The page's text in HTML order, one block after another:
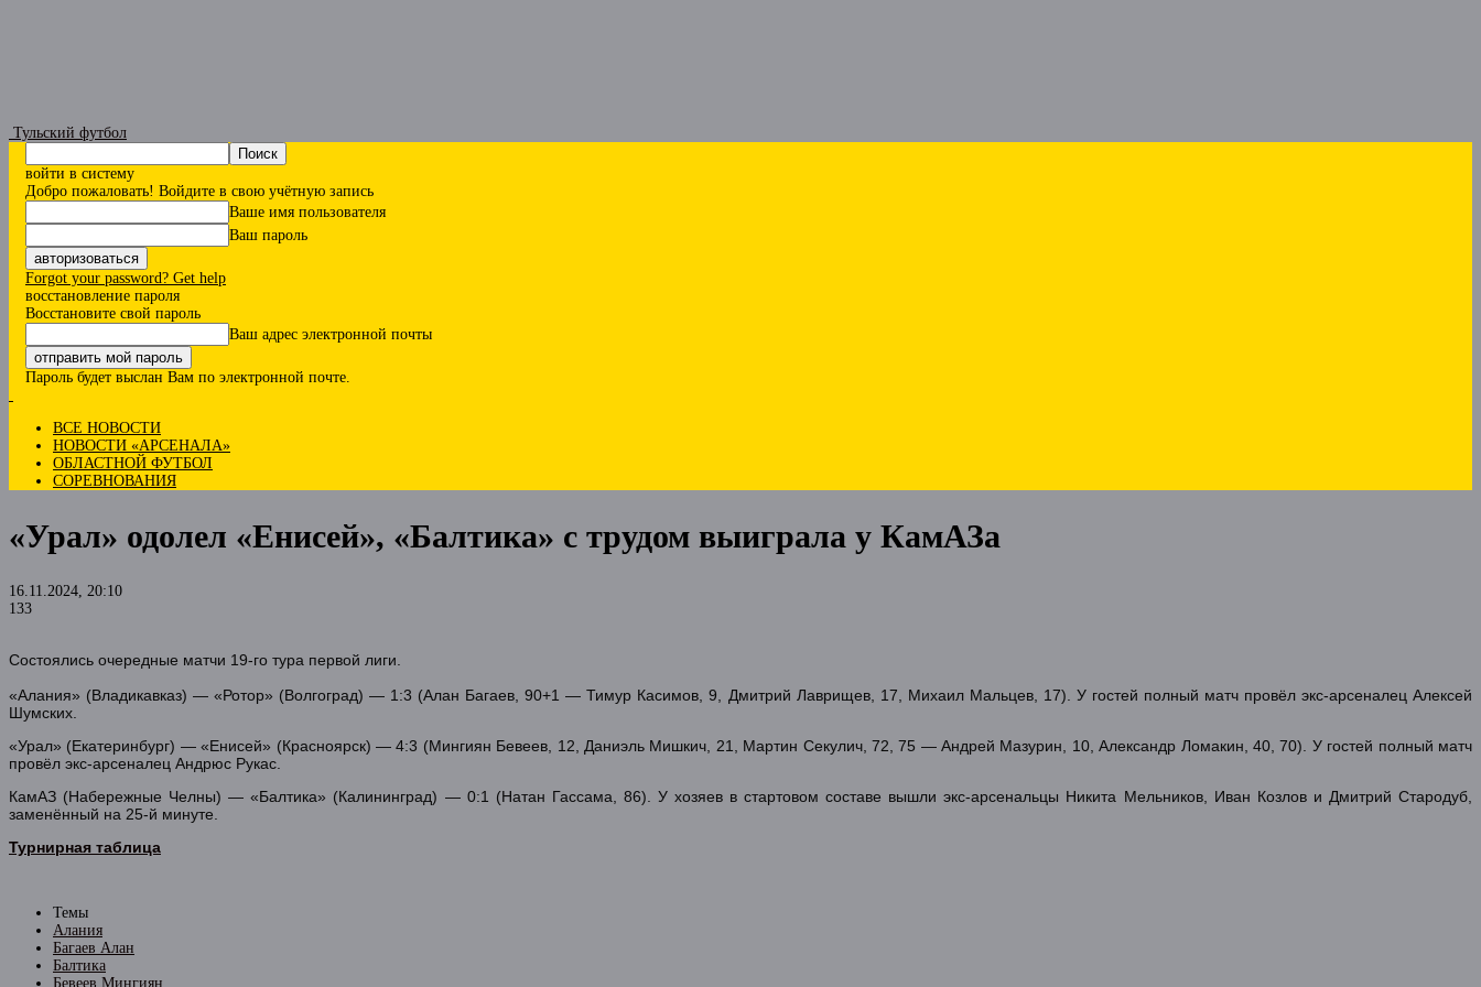
Тульский футбол
войти в систему
Добро пожаловать! Войдите в свою учётную запись
Ваше имя пользователя
Ваш пароль
Forgot your password? Get help
восстановление пароля
Восстановите свой пароль
Ваш адрес электронной почты
Пароль будет выслан Вам по электронной почте.
ВСЕ НОВОСТИ
НОВОСТИ «АРСЕНАЛА»
ОБЛАСТНОЙ ФУТБОЛ
СОРЕВНОВАНИЯ
«Урал» одолел «Енисей», «Балтика» с трудом выиграла у КамАЗа
16.11.2024, 20:10
133
Состоялись очередные матчи 19-го тура первой лиги.
«Алания» (Владикавказ) — «Ротор» (Волгоград) — 1:3 (Алан Багаев, 90+1 — Тимур Касимов, 9, Дмитрий Лаврищев, 17, Михаил Мальцев, 17). У гостей полный матч провёл экс-арсеналец Алексей
Шумских.
«Урал» (Екатеринбург) — «Енисей» (Красноярск) — 4:3 (Мингиян Бевеев, 12, Даниэль Мишкич, 21, Мартин Секулич, 72, 75 — Андрей Мазурин, 10, Александр Ломакин, 40, 70). У гостей полный матч
провёл экс-арсеналец Андрюс Рукас.
КамАЗ (Набережные Челны) — «Балтика» (Калининград) — 0:1 (Натан Гассама, 86). У хозяев в стартовом составе вышли экс-арсенальцы Никита Мельников, Иван Козлов и Дмитрий Стародуб,
заменённый на 25-й минуте.
Турнирная таблица
Темы
Алания
Багаев Алан
Балтика
Бевеев Мингиян